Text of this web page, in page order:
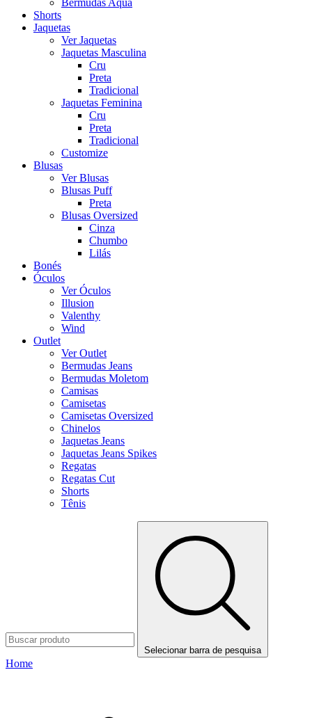
Bermudas Aqua
Shorts
Jaquetas
Ver Jaquetas
Jaquetas Masculina
Cru
Preta
Tradicional
Jaquetas Feminina
Cru
Preta
Tradicional
Customize
Blusas
Ver Blusas
Blusas Puff
Preta
Blusas Oversized
Cinza
Chumbo
Lilás
Bonés
Óculos
Ver Óculos
Illusion
Valenthy
Wind
Outlet
Ver Outlet
Bermudas Jeans
Bermudas Moletom
Camisas
Camisetas
Camisetas Oversized
Chinelos
Jaquetas Jeans
Jaquetas Jeans Spikes
Regatas
Regatas Cut
Shorts
Tênis
Selecionar barra de pesquisa
Home